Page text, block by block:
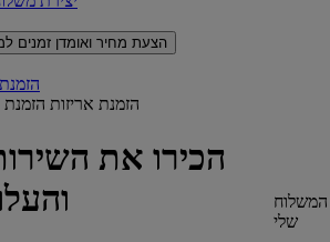
הצעת מחיר ואומדן זמנים
הזמנת אריזות הזמנת
הכירו את
שלי